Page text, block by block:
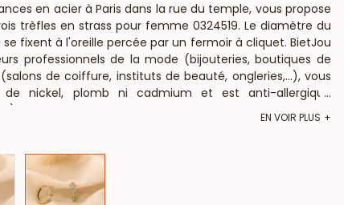
en acier à Paris dans la rue du temple, vous propose
trèfles en strass pour femme 0324519. Le diamètre du
fixent à l'oreille percée par un fermoir à cliquet. BietJou
professionnels de la mode (bijouteries, boutiques de
de coiffure, instituts de beauté, ongleries,...), vous
nickel, plomb ni cadmium et est anti-allergique
...
EN VOIR PLUS